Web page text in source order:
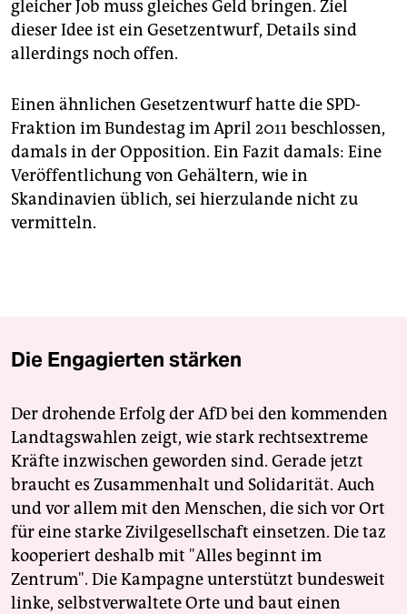
gleicher Job muss gleiches Geld bringen. Ziel
dieser Idee ist ein Gesetzentwurf, Details sind
allerdings noch offen.
Einen ähnlichen Gesetzentwurf hatte die SPD-
Fraktion im Bundestag im April 2011 beschlossen,
damals in der Opposition. Ein Fazit damals: Eine
Veröffentlichung von Gehältern, wie in
Skandinavien üblich, sei hierzulande nicht zu
vermitteln.
Die Engagierten stärken
Der drohende Erfolg der AfD bei den kommenden
Landtagswahlen zeigt, wie stark rechtsextreme
Kräfte inzwischen geworden sind. Gerade jetzt
braucht es Zusammenhalt und Solidarität. Auch
und vor allem mit den Menschen, die sich vor Ort
für eine starke Zivilgesellschaft einsetzen. Die taz
kooperiert deshalb mit "Alles beginnt im
Zentrum". Die Kampagne unterstützt bundesweit
linke, selbstverwaltete Orte und baut einen